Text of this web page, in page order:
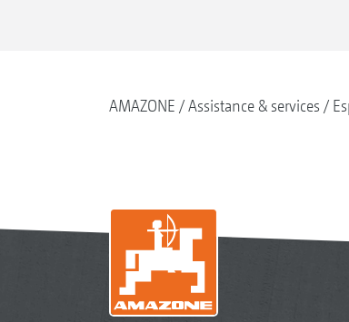
AMAZONE Assistance & services